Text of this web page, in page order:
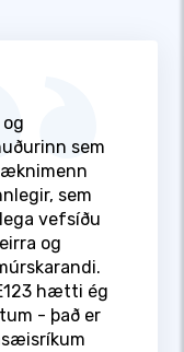
sem
sem
vefsíðu
og
hætti ég
- það er